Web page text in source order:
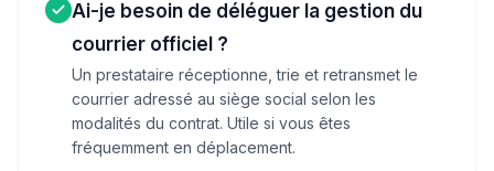
Ai-je besoin de déléguer la gestion du
courrier officiel ?
Un prestataire réceptionne, trie et retransmet le
courrier adressé au siège social selon les
modalités du contrat. Utile si vous êtes
fréquemment en déplacement.